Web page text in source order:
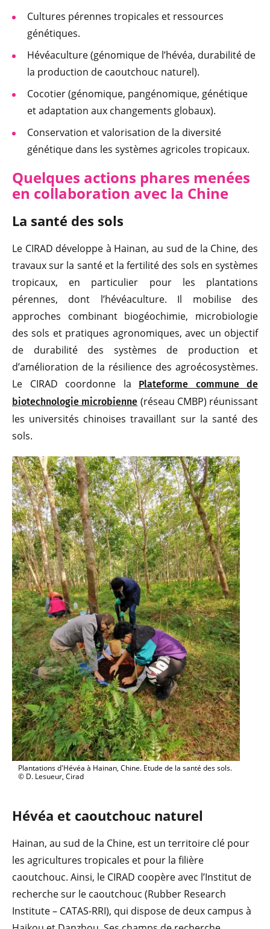
Cultures pérennes tropicales et ressources
génétiques.
Hévéaculture (génomique de l’hévéa, durabilité de
la production de caoutchouc naturel).
Cocotier (génomique, pangénomique, génétique
et adaptation aux changements globaux).
Conservation et valorisation de la diversité
génétique dans les systèmes agricoles tropicaux.
Quelques actions phares menées
en collaboration avec la Chine
La santé des sols
Le CIRAD développe à Hainan, au sud de la Chine, des
travaux sur la santé et la fertilité des sols en systèmes
tropicaux, en particulier pour les plantations
pérennes, dont l’hévéaculture. Il mobilise des
approches combinant biogéochimie, microbiologie
des sols et pratiques agronomiques, avec un objectif
de durabilité des systèmes de production et
d’amélioration de la résilience des agroécosystèmes.
Le CIRAD coordonne la
Plateforme commune de
biotechnologie microbienne (réseau CMBP) réunissant
les universités chinoises travaillant sur la santé des
sols.
Plantations d'Hévéa à Hainan, Chine. Etude de la santé des sols.
© D. Lesueur, Cirad
Hévéa et caoutchouc naturel
Hainan, au sud de la Chine, est un territoire clé pour
les agricultures tropicales et pour la filière
caoutchouc. Ainsi, le CIRAD coopère avec l’Institut de
recherche sur le caoutchouc (Rubber Research
Institute – CATAS-RRI), qui dispose de deux campus à